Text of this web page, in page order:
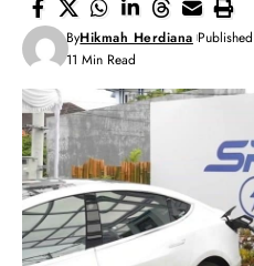
ByHikmah Herdiana
11 Min Read